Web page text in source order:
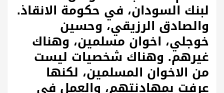
لبنك السودان، في حكومة الانقاذ.
والصادق الرزيقي، وحسين
خوجلي، اخوان مسلمين، وهناك
غيرهم. وهناك شخصيات ليست
من الاخوان المسلمين، لكنها
عرفت بمهادنتهم، والعمل في